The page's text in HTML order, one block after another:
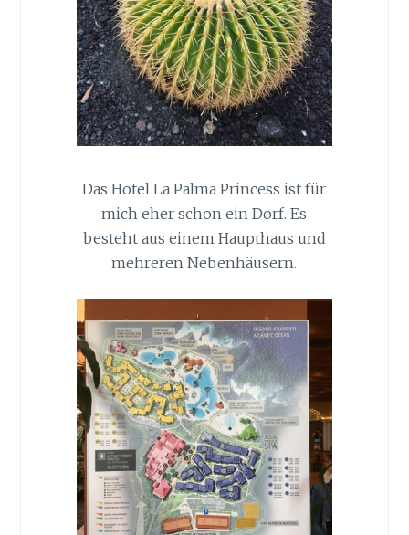
Das Hotel La Palma Princess ist für
mich eher schon ein Dorf. Es
besteht aus einem Haupthaus und
mehreren Nebenhäusern.